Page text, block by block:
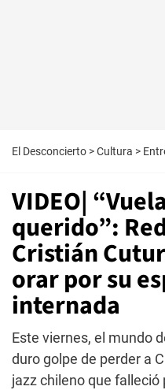
El Desconcierto >Cultura >
VIDEO|
querido”:
Cristián
orar por su
internada
Este viernes, el mundo
duro golpe de perder a
jazz chileno que